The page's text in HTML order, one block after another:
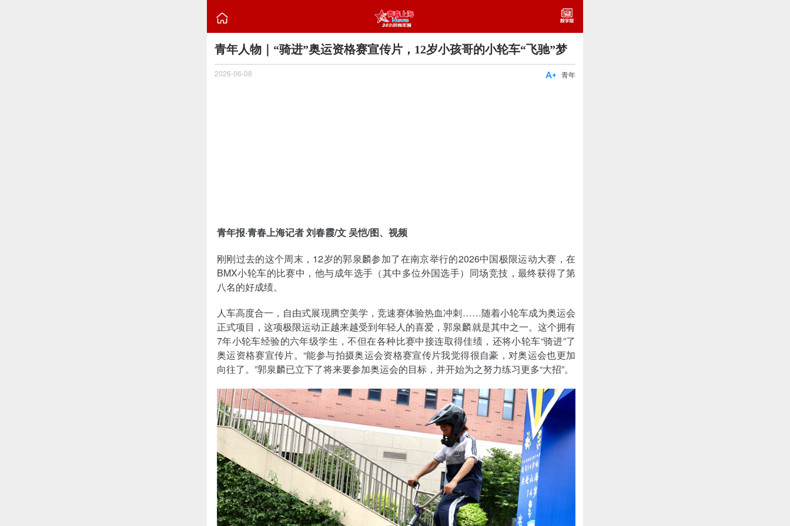

青年人物｜“骑进”奥运资格赛宣传片，12岁小孩哥的小轮车“飞驰”梦
2026-06-08 青年

青年报·青春上海记者 刘春霞/文 吴恺/图、视频
刚刚过去的这个周末，12岁的郭泉麟参加了在南京举行的2026中国极限运动大赛，在
BMX小轮车的比赛中，他与成年选手（其中多位外国选手）同场竞技，最终获得了第
八名的好成绩。
人车高度合一，自由式展现腾空美学，竞速赛体验热血冲刺……随着小轮车成为奥运会
正式项目，这项极限运动正越来越受到年轻人的喜爱，郭泉麟就是其中之一。这个拥有
7年小轮车经验的六年级学生，不但在各种比赛中接连取得佳绩，还将小轮车“骑进”了
奥运资格赛宣传片。“能参与拍摄奥运会资格赛宣传片我觉得很自豪，对奥运会也更加
向往了。”郭泉麟已立下了将来要参加奥运会的目标，并开始为之努力练习更多“大招”。